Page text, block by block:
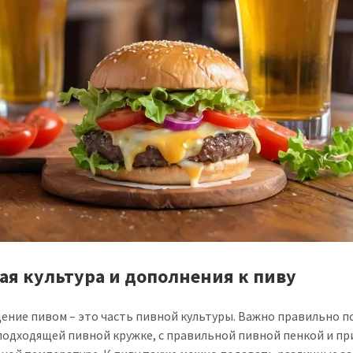
культура и дополнения к пиву
пивом – это часть пивной культуры. Важно правильно
пивной кружке, с правильной пивной пенкой и